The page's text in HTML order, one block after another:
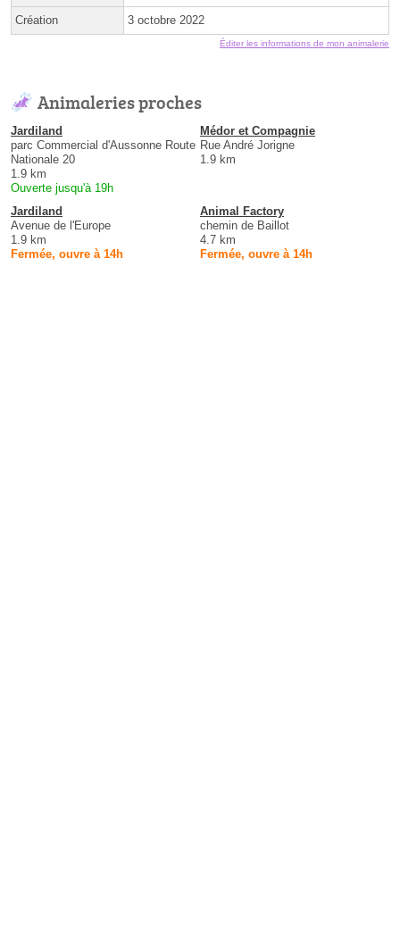
Création 3 octobre 2022
Éditer les informations de mon animalerie
Animaleries proches
Jardiland
parc Commercial d'Aussonne Route
Nationale 20
1.9 km
Ouverte jusqu'à 19h
Médor et Compagnie
Rue André Jorigne
1.9 km
Jardiland
Avenue de l'Europe
1.9 km
Fermée, ouvre à 14h
Animal Factory
chemin de Baillot
4.7 km
Fermée, ouvre à 14h